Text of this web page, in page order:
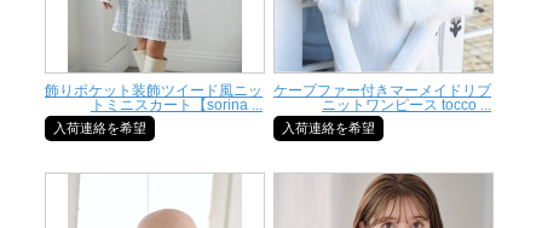
飾りポケット装飾ツイード風ニッ
トミニスカート【sorina ...
入荷連絡を希望
ケープファー付きマーメイドリブ
ニットワンピース tocco ...
入荷連絡を希望